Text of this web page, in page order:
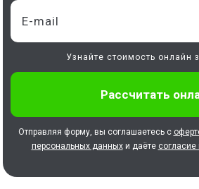
Узнайте стоимость онлайн
Отправляя форму, вы соглашаетесь с
персональных данныхи даёте согласие